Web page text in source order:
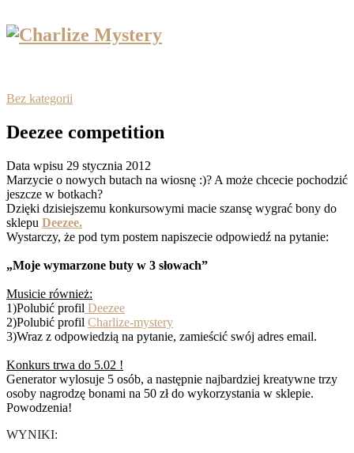
Bez kategorii
Deezee competition
Data wpisu 29 stycznia 2012
Marzycie o nowych butach na wiosnę :)? A może chcecie pochodzić
jeszcze w botkach?
Dzięki dzisiejszemu konkursowymi macie szansę wygrać bony do
sklepu Deezee.
Wystarczy, że pod tym postem napiszecie odpowiedź na pytanie:
„Moje wymarzone buty w 3 słowach”
Musicie również:
1)Polubić profil Deezee
2)Polubić profil Charlize-mystery
3)Wraz z odpowiedzią na pytanie, zamieścić swój adres email.
Konkurs trwa do 5.02 !
Generator wylosuje 5 osób, a następnie najbardziej kreatywne trzy
osoby nagrodzę bonami na 50 zł do wykorzystania w sklepie.
Powodzenia!
WYNIKI: